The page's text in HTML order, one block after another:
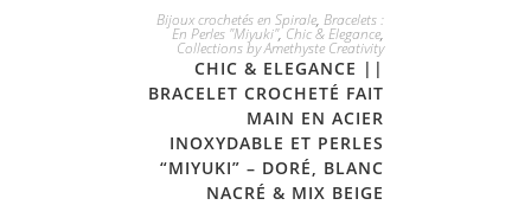
JE L'ADOPTE
Bijoux crochetés en Spirale, Bracelets :
En Perles "Miyuki",Chic & Elegance,
Collections by Amethyste Creativity
CHIC & ELEGANCE ||
BRACELET CROCHETÉ FAIT
MAIN EN ACIER
INOXYDABLE ET PERLES
“MIYUKI” – DORÉ, BLANC
NACRÉ & MIX BEIGE